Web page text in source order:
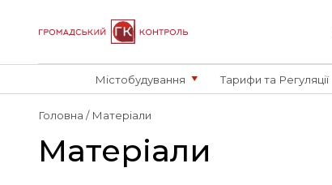
Містобудування Тарифи та Регуляції
Головна Матеріали
Матеріали